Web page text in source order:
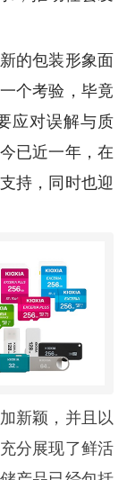
的包装形象面
个考验，毕竟
应对误解与质
已近一年，在
持，同时也迎
新颖，并且以
分展现了鲜活